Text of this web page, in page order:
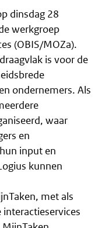
dinsdag 28
werkgroep
(OBIS/MOZa).
is voor de
ondernemers. Als
waar
en
input en
kunnen
met als